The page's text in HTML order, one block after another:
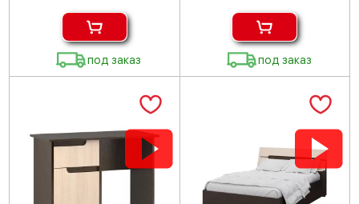
под заказ под заказ